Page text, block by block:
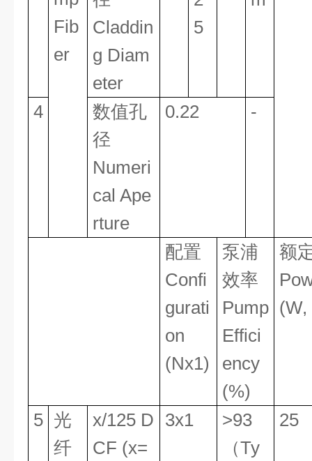
Fib
er
Claddin
g Diam
eter
5
4
数值孔
径
Numeri
cal Ape
rture
0.22 -
配置
Confi
gurati
on
(Nx1)
泵浦
效率
Pump
Effici
ency
(%)
额
(W,
5 光
纤
x/125 D
CF (x=
3x1
>93
（Ty
25